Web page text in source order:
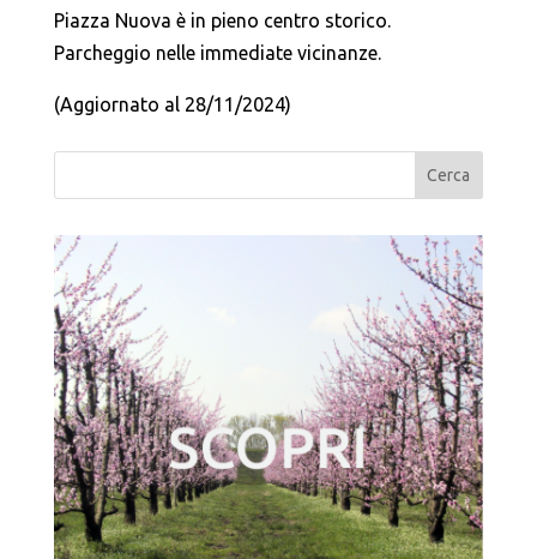
Piazza Nuova è in pieno centro storico.
Parcheggio nelle immediate vicinanze.
(Aggiornato al 28/11/2024)